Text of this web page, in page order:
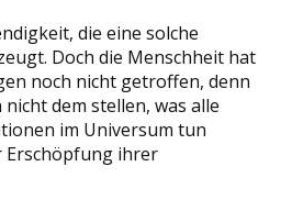
die eine solche
Doch die Menschheit hat
noch nicht getroffen, denn
dem stellen, was alle
im Universum tun
Erschöpfung ihrer